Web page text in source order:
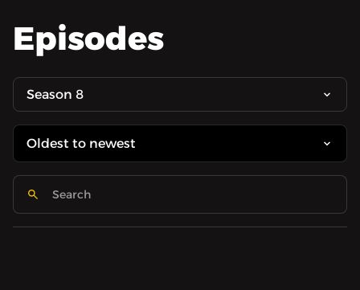
Episodes
Season 8